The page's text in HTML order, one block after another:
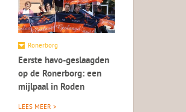
Ronerborg
Eerste havo-geslaagden
op de Ronerborg: een
mijlpaal in Roden
LEES MEER >